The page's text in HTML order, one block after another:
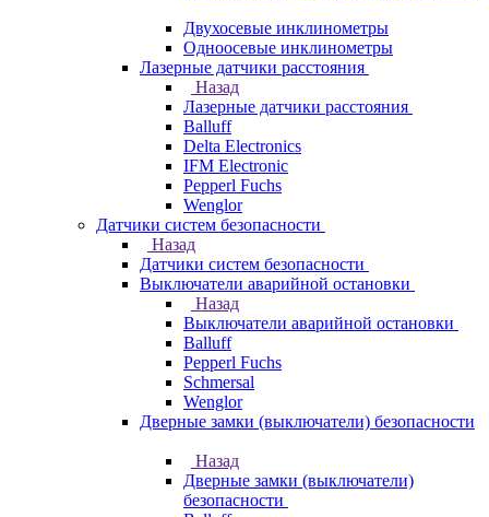
Двухосевые инклинометры
Одноосевые инклинометры
Лазерные датчики расстояния
Назад
Лазерные датчики расстояния
Balluff
Delta Electronics
IFM Electronic
Pepperl Fuchs
Wenglor
Датчики систем безопасности
Назад
Датчики систем безопасности
Выключатели аварийной остановки
Назад
Выключатели аварийной остановки
Balluff
Pepperl Fuchs
Schmersal
Wenglor
Дверные замки (выключатели) безопасности
Назад
Дверные замки (выключатели)
безопасности